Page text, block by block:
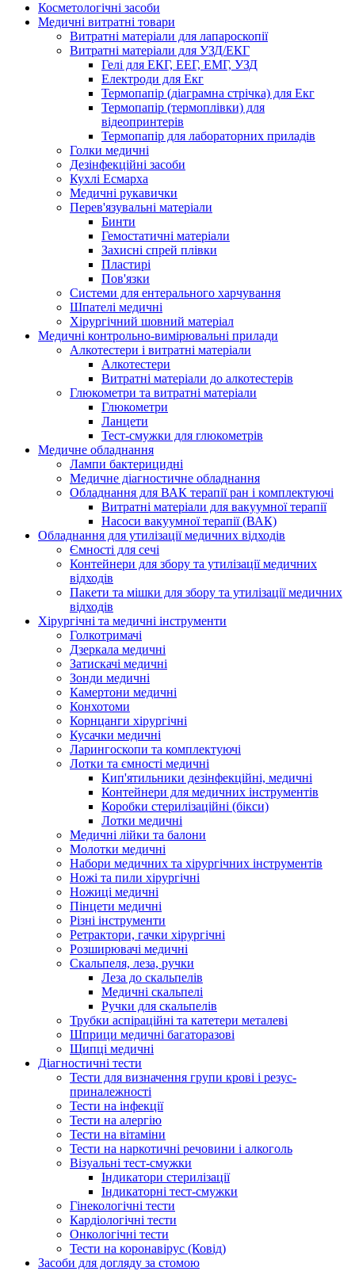
Косметологічні засоби
Медичні витратні товари
Витратні матеріали для лапароскопії
Витратні матеріали для УЗД/ЕКГ
Гелі для ЕКГ, ЕЕГ, ЕМГ, УЗД
Електроди для Екг
Термопапір (діаграмна стрічка) для Екг
Термопапір (термоплівки) для
відеопринтерів
Термопапір для лабораторних приладів
Голки медичні
Дезінфекційні засоби
Кухлі Есмарха
Медичні рукавички
Перев'язувальні матеріали
Бинти
Гемостатичні матеріали
Захисні спрей плівки
Пластирі
Пов'язки
Системи для ентерального харчування
Шпателі медичні
Хірургічний шовний матеріал
Медичні контрольно-вимірювальні прилади
Алкотестери і витратні матеріали
Алкотестери
Витратні матеріали до алкотестерів
Глюкометри та витратні матеріали
Глюкометри
Ланцети
Тест-смужки для глюкометрів
Медичне обладнання
Лампи бактерицидні
Медичне діагностичне обладнання
Обладнання для ВАК терапії ран і комплектуючі
Витратні матеріали для вакуумної терапії
Насоси вакуумної терапії (ВАК)
Обладнання для утилізації медичних відходів
Ємності для сечі
Контейнери для збору та утилізації медичних
відходів
Пакети та мішки для збору та утилізації медичних
відходів
Хірургічні та медичні інструменти
Голкотримачі
Дзеркала медичні
Затискачі медичні
Зонди медичні
Камертони медичні
Конхотоми
Корнцанги хірургічні
Кусачки медичні
Ларингоскопи та комплектуючі
Лотки та ємності медичні
Кип'ятильники дезінфекційні, медичні
Контейнери для медичних інструментів
Коробки стерилізаційні (бікси)
Лотки медичні
Медичні лійки та балони
Молотки медичні
Набори медичних та хірургічних інструментів
Ножі та пили хірургічні
Ножиці медичні
Пінцети медичні
Різні інструменти
Ретрактори, гачки хірургічні
Розширювачі медичні
Скальпеля, леза, ручки
Леза до скальпелів
Медичні скальпелі
Ручки для скальпелів
Трубки аспіраційні та катетери металеві
Шприци медичні багаторазові
Щипці медичні
Діагностичні тести
Тести для визначення групи крові і резус-
приналежності
Тести на інфекції
Тести на алергію
Тести на вітаміни
Тести на наркотичні речовини і алкоголь
Візуальні тест-смужки
Індикатори стерилізації
Індикаторні тест-смужки
Гінекологічні тести
Кардіологічні тести
Онкологічні тести
Тести на коронавірус (Ковід)
Засоби для догляду за стомою